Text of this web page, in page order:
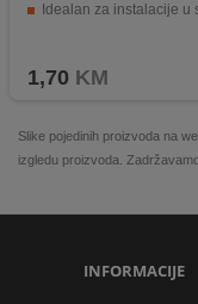
Idealan za instalacije u
1,70 KM
Slike pojedinih proizvoda na
izgledu proizvoda.
INFORMACIJE